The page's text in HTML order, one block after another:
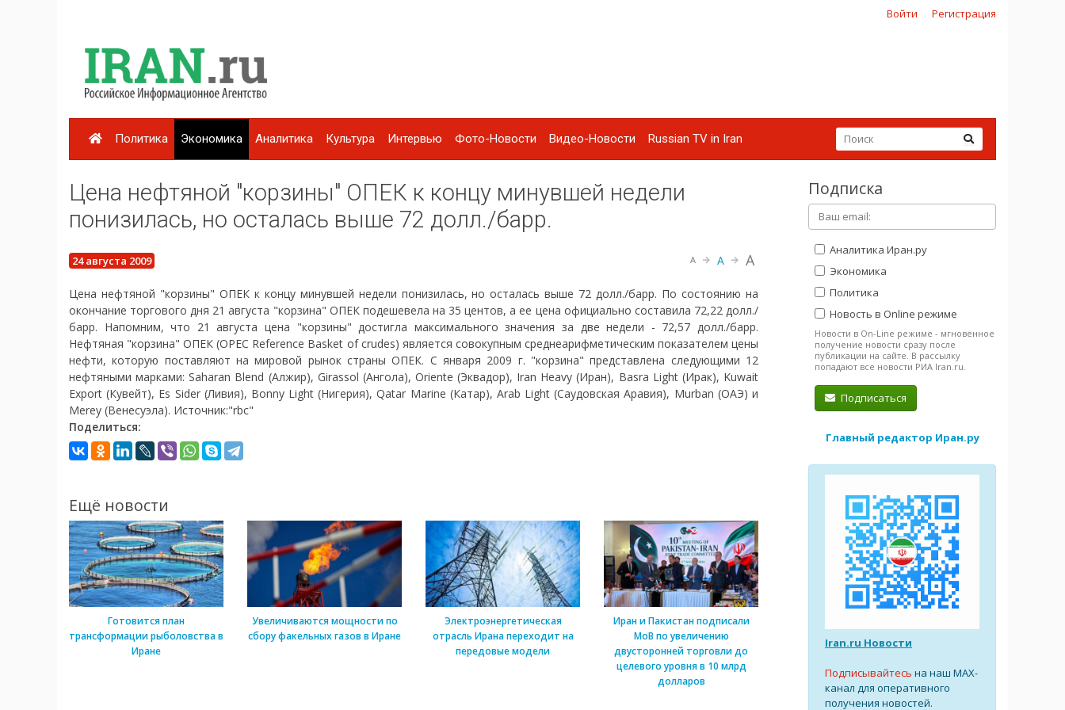
Войти Регистрация
Политика Экономика Аналитика Культура Интервью Фото-Новости Видео-Новости Russian TV in Iran
Цена нефтяной "корзины" ОПЕК к концу минувшей недели
понизилась, но осталась выше 72 долл./барр.
24 августа 2009 A A A
Цена нефтяной "корзины" ОПЕК к концу минувшей недели понизилась, но осталась выше 72 долл./барр. По состоянию на
окончание торгового дня 21 августа "корзина" ОПЕК подешевела на 35 центов, а ее цена официально составила 72,22 долл./
барр. Напомним, что 21 августа цена "корзины" достигла максимального значения за две недели - 72,57 долл./барр.
Нефтяная "корзина" ОПЕК (OPEC Reference Basket of crudes) является совокупным среднеарифметическим показателем цены
нефти, которую поставляют на мировой рынок страны ОПЕК. С января 2009 г. "корзина" представлена следующими 12
нефтяными марками: Saharan Blend (Алжир), Girassol (Ангола), Oriente (Эквадор), Iran Heavy (Иран), Basra Light (Ирак), Kuwait
Export (Кувейт), Es Sider (Ливия), Bonny Light (Нигерия), Qatar Marine (Катар), Arab Light (Саудовская Аравия), Murban (ОАЭ) и
Merey (Венесуэла). Источник:"rbc"
Поделиться:
Ещё новости
Готовится план
трансформации рыболовства в
Иране
Увеличиваются мощности по
сбору факельных газов в Иране
Электроэнергетическая
отрасль Ирана переходит на
передовые модели
Иран и Пакистан подписали
МоВ по увеличению
двусторонней торговли до
целевого уровня в 10 млрд
долларов
Подписка
Аналитика Иран.ру
Экономика
Политика
Новость в Online режиме
Новости в On-Line режиме - мгновенное
получение новости сразу после
публикации на сайте. В рассылку
попадают все новости РИА Iran.ru.
Подписаться
Главный редактор Иран.ру
Iran.ru Новости
Подписывайтесь на наш MAX-
канал для оперативного
получения новостей.